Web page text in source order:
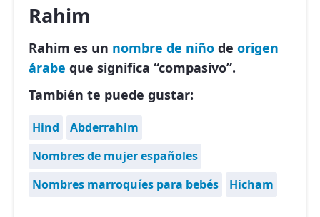
Rahim
Rahim es un nombre de niño de origen
árabe que significa “compasivo”.
También te puede gustar:
Hind
Abderrahim
Nombres de mujer españoles
Nombres marroquíes para bebés
Hicham